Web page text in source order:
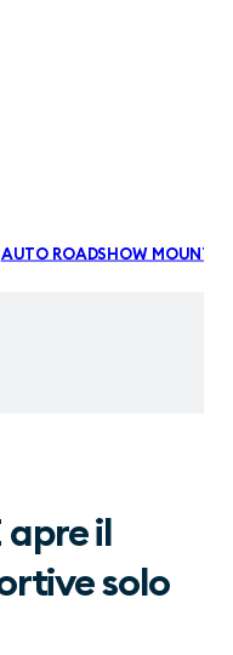
AUTO ROADSHOW
il
solo